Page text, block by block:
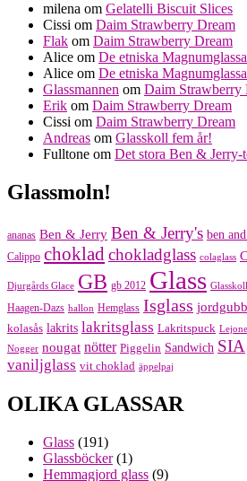
milena om Gelatelli Biscuit Slices
Cissi om Daim Strawberry Dream
Flak om Daim Strawberry Dream
Alice om De etniska
Alice om De etniska
Glassmannen om Daim Strawberry
Erik om Daim Strawberry Dream
Cissi om Daim Strawberry Dream
Andreas om Glasskoll fem år!
Fulltone om Det stora Ben & Jerry-
Glassmoln!
ananas Ben & Jerry Ben & Jerry's ben
Calippo choklad chokladglass colaglass
Djurgårds Glace GB gb 2012 Glass Glasskoll
Haagen-Dazs hallon Hemglass Isglass jordgubb
kolasås lakrits lakritsglass Lakritspuck
Nogger nougat nötter Piggelin Sandwich SIA
vaniljglass vit choklad äppelpaj
OLIKA GLASSAR
Glass (191)
Glassböcker(1)
Hemmagjord glass (9)